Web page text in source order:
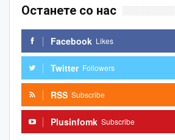
Останете со нас
Facebook Likes
Twitter Followers
RSS Subscribe
Plusinfomk Subscribe